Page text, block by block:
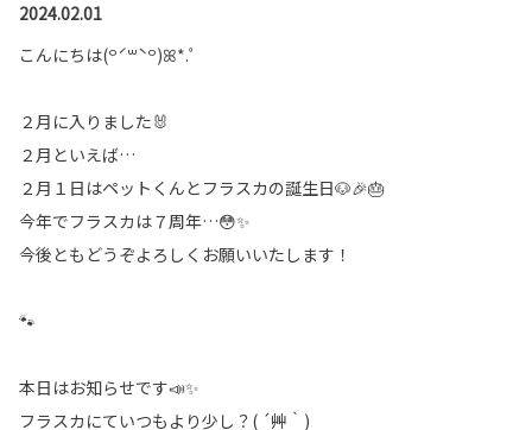
2024.02.01
こんにちは(꒪ˊ꒳ˋ꒪)ꕤ*.ﾟ
２月に入りました🐰
２月といえば…
２月１日はペットくんとフラスカの誕生日🐶🎉🎂
今年でフラスカは７周年…😳✨
今後ともどうぞよろしくお願いいたします！
🐾
本日はお知らせです📣✨
フラスカにていつもより少し？( ´艸｀)